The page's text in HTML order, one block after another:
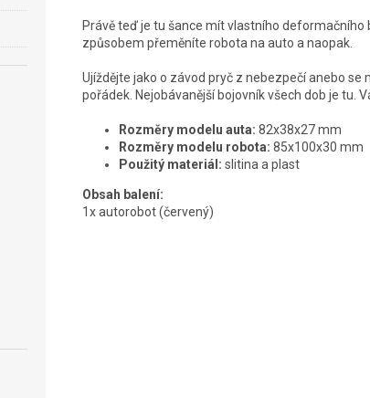
Právě teď je tu šance mít vlastního
způsobem přeměníte robota na auto a naopak.
Ujíždějte jako o závod pryč z nebezpečí anebo
pořádek. Nejobávanější bojovník všech dob je tu.
Rozměry modelu auta: 82x38x27 mm
Rozměry modelu robota: 85x100x30 mm
Použitý materiál: slitina a plast
Obsah balení:
1x autorobot (červený)